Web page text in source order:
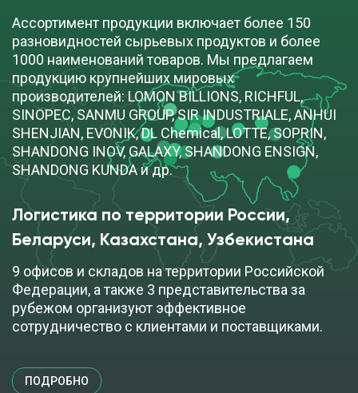
Ассортимент продукции включает более 150
разновидностей сырьевых продуктов и более
1000 наименований товаров. Мы предлагаем
продукцию крупнейших мировых
производителей: LOMON BILLIONS, RICHFUL,
SINOPEC, SANMU GROUP, SIR INDUSTRIALE, ANHUI
SHENJIAN, EVONIK, DL Chemical, LOTTE, SOPRIN,
SHANDONG INOV, GALAXY, SHANDONG ENSIGN,
SHANDONG KUNDA и др.
Логистика по территории России,
Беларуси, Казахстана, Узбекистана
9 офисов и складов на территории Российской
Федерации, а также 3 представительства за
рубежом организуют эффективное
сотрудничество с клиентами и поставщиками.
ПОДРОБНО